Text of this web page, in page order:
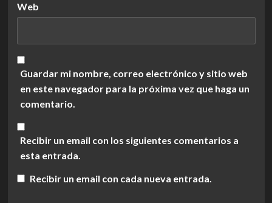
Web
Guardar mi nombre, correo electrónico y sitio web
en este navegador para la próxima vez que haga un
comentario.
Recibir un email con los siguientes comentarios a
esta entrada.
Recibir un email con cada nueva entrada.